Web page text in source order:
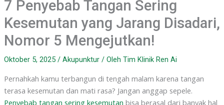
7 Penyebab Tangan Sering
Kesemutan yang Jarang Disadari,
Nomor 5 Mengejutkan!
Oktober 5, 2025 / Akupunktur/ Oleh Tim Klinik Ren Ai
Pernahkah kamu terbangun di tengah malam karena tangan
terasa kesemutan dan mati rasa? Jangan anggap sepele.
Penyebab tangan sering kesemutan bisa berasal dari banyak hal